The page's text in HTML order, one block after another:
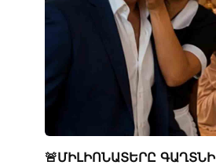
🚨ՄԻԼԻՈՆԱՏԵՐԸ ԳԱՂՏՆԻ